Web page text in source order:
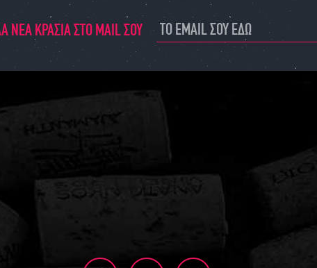
ΝΕΑ ΚΡΑΣΙΑ ΣΤΟ MAIL ΣΟΥ